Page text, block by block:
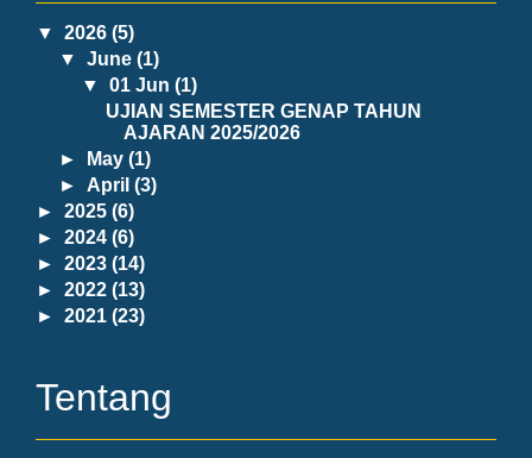
▼ 2026 (5)
▼June(1)
▼01 Jun(1)
UJIAN SEMESTER GENAP TAHUN
AJARAN 2025/2026
►
May(1)
► April(3)
► 2025 (6)
► 2024 (6)
► 2023 (14)
► 2022 (13)
► 2021 (23)
Tentang